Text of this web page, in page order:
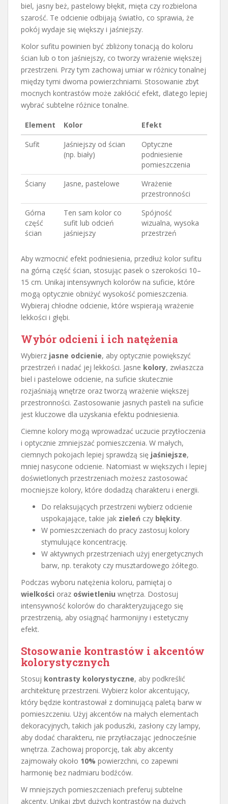
biel, jasny beż, pastelowy błękit, mięta czy rozbielona
szarość. Te odcienie odbijają światło, co sprawia, że
pokój wydaje się większy i jaśniejszy.
Kolor sufitu powinien być zbliżony tonacją do koloru
ścian lub o ton jaśniejszy, co tworzy wrażenie większej
przestrzeni. Przy tym zachowaj umiar w różnicy tonalnej
między tymi dwoma powierzchniami. Stosowanie zbyt
mocnych kontrastów może zakłócić efekt, dlatego lepiej
wybrać subtelne różnice tonalne.
Element Kolor
Efekt
Sufit
Jaśniejszy od ścian
(np. biały)
Optyczne
podniesienie
pomieszczenia
Ściany
Jasne, pastelowe
Wrażenie
przestronności
Górna
część
ścian
Ten sam kolor co
sufit lub odcień
jaśniejszy
Spójność
wizualna, wysoka
przestrzeń
Aby wzmocnić efekt podniesienia, przedłuż kolor sufitu
na górną część ścian, stosując pasek o szerokości 10–
15 cm. Unikaj intensywnych kolorów na suficie, które
mogą optycznie obniżyć wysokość pomieszczenia.
Wybieraj chłodne odcienie, które wspierają wrażenie
lekkości i głębi.
Wybór odcieni i ich natężenia
Wybierz jasne odcienie, aby optycznie powiększyć
przestrzeń i nadać jej lekkości. Jasne kolory, zwłaszcza
biel i pastelowe odcienie, na suficie skutecznie
rozjaśniają wnętrze oraz tworzą wrażenie większej
przestronności. Zastosowanie jasnych pasteli na suficie
jest kluczowe dla uzyskania efektu podniesienia.
Ciemne kolory mogą wprowadzać uczucie przytłoczenia
i optycznie zmniejszać pomieszczenia. W małych,
ciemnych pokojach lepiej sprawdzą się jaśniejsze,
mniej nasycone odcienie. Natomiast w większych i lepiej
doświetlonych przestrzeniach możesz zastosować
mocniejsze kolory, które dodadzą charakteru i energii.
Do relaksujących przestrzeni wybierz odcienie
uspokajające, takie jak zieleń czy błękity.
W pomieszczeniach do pracy zastosuj kolory
stymulujące koncentrację.
W aktywnych przestrzeniach użyj energetycznych
barw, np. terakoty czy musztardowego żółtego.
Podczas wyboru natężenia koloru, pamiętaj o
wielkości oraz oświetleniu wnętrza. Dostosuj
intensywność kolorów do charakteryzującego się
przestrzenią, aby osiągnąć harmonijny i estetyczny
efekt.
Stosowanie kontrastów i akcentów
kolorystycznych
Stosuj kontrasty kolorystyczne, aby podkreślić
architekturę przestrzeni. Wybierz kolor akcentujący,
który będzie kontrastował z dominującą paletą barw w
pomieszczeniu. Użyj akcentów na małych elementach
dekoracyjnych, takich jak poduszki, zasłony czy lampy,
aby dodać charakteru, nie przytłaczając jednocześnie
wnętrza. Zachowaj proporcję, tak aby akcenty
zajmowały około 10% powierzchni, co zapewni
harmonię bez nadmiaru bodźców.
W mniejszych pomieszczeniach preferuj subtelne
akcenty. Unikaj zbyt dużych kontrastów na dużych